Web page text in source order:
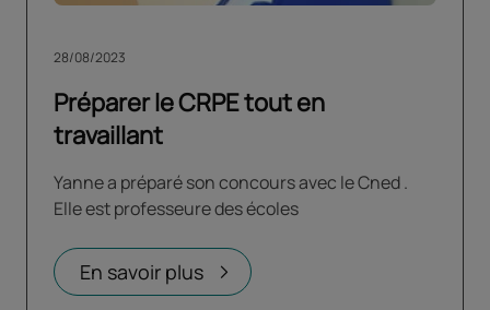
Préparer le CRPE tout en
travaillant
28/08/2023
Yanne a préparé son concours avec le Cned .
Elle est professeure des écoles
En savoir plus